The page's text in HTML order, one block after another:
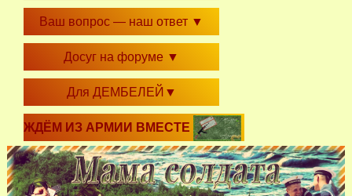
Ваш вопрос — наш ответ ▼
Досуг на форуме ▼
Для ДЕМБЕЛЕЙ ▼
ЖДЁМ ИЗ АРМИИ ВМЕСТЕ